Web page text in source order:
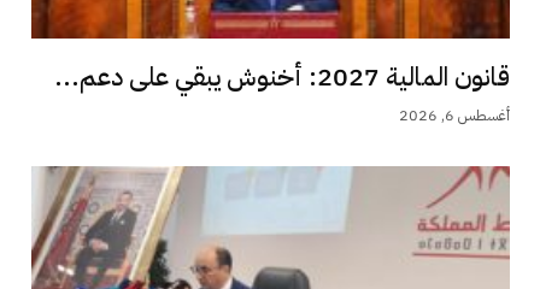
قانون المالية 2027: أخنوش يبقي على دعم...
أغسطس 6, 2026